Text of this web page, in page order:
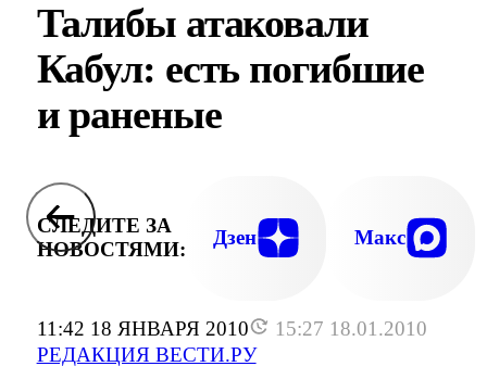
11:42 18 ЯНВАРЯ 2010
15:27 18.01.2010
РЕДАКЦИЯ ВЕСТИ.РУ
Талибы атаковали
Кабул: есть погибшие
и раненые
СЛЕДИТЕ ЗА
НОВОСТЯМИ:
Дзен Макс